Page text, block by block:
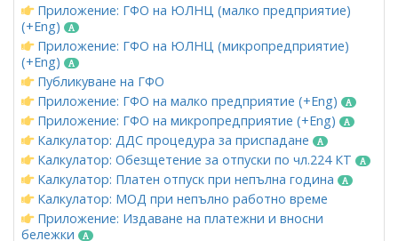
Приложение: ГФО на ЮЛНЦ (малко предприятие)
(+Eng)
Приложение: ГФО на ЮЛНЦ (микропредприятие)
(+Eng)
Публикуване на ГФО
Приложение: ГФО на малко предприятие (+Eng)
Приложение: ГФО на микропредприятие (+Eng)
Калкулатор: ДДС процедура за приспадане
Калкулатор: Обезщетение за отпуски по чл.224 КТ
Калкулатор: Платен отпуск при непълна година
Калкулатор: МОД при непълно работно време
Приложение: Издаване на платежни и вносни
бележки